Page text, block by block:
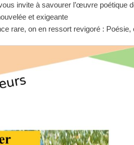
invite à savourer l’œuvre poétique
et exigeante
rare, on en ressort revigoré : Poésie,